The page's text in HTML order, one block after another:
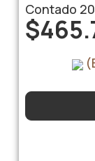
Contado
$